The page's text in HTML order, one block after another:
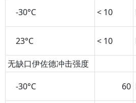
-30°C < 10
23°C < 10
无缺口伊佐德冲击强度
-30°C 60